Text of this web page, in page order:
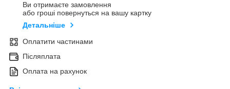
Ви отримаєте замовлення
або гроші повернуться на вашу картку
Детальніше
Оплатити частинами
Післяплата
Оплата на рахунок